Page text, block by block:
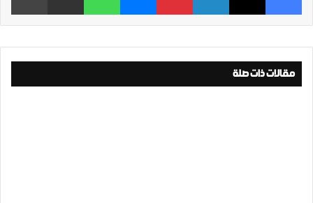
مقالات ذات صلة